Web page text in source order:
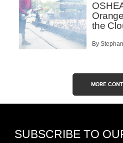
the
By
MORE
SUBSCRIBE TO